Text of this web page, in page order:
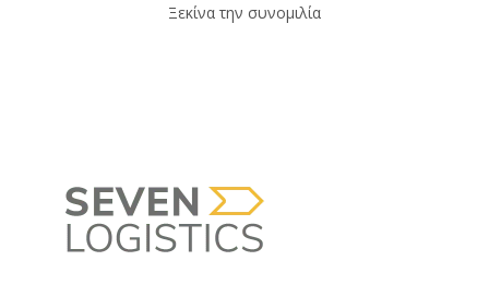
Ξεκίνα την συνομιλία